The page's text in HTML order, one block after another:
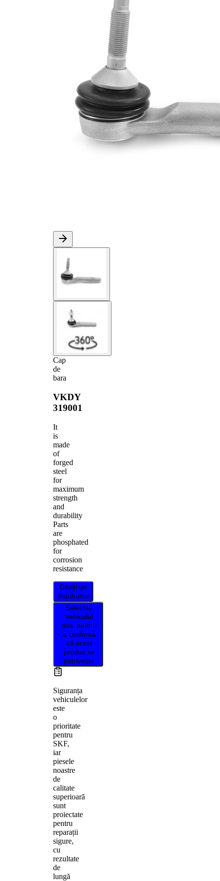
Cap
de
bara
VKDY
319001
It
is
made
of
forged
steel
for
maximum
strength
and
durability
Parts
are
phosphated
for
corrosion
resistance
Găsiți un
distribuitor
Selectați
vehiculul
dvs. pentru
a confirma
că acest
produs se
potrivește
Siguranța
vehiculelor
este
o
prioritate
pentru
SKF,
iar
piesele
noastre
de
calitate
superioară
sunt
proiectate
pentru
reparații
sigure,
cu
rezultate
de
lungă